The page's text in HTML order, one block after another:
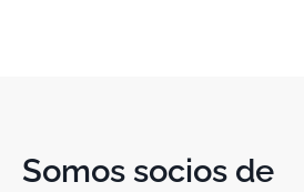
Somos socios de